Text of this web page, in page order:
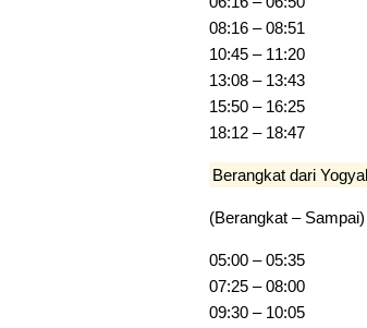
08:16 – 08:51
10:45 – 11:20
13:08 – 13:43
15:50 – 16:25
18:12 – 18:47
Berangkat dari
(Berangkat – Sampai)
05:00 – 05:35
07:25 – 08:00
09:30 – 10:05